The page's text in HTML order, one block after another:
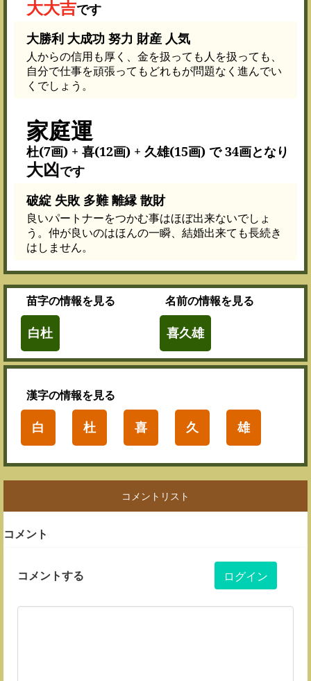
大大吉です
大勝利 大成功 努力 財産 人気
人からの信用も厚く、金を扱っても人を扱っても、
自分で仕事を頑張ってもどれもが問題なく進んでい
くでしょう。
家庭運
杜(7画) + 喜(12画) + 久雄(15画) で 34画となり
大凶です
破綻 失敗 多難 離縁 散財
良いパートナーをつかむ事はほぼ出来ないでしょ
う。仲が良いのはほんの一瞬、結婚出来ても長続き
はしません。
苗字の情報を見る
白杜
名前の情報を見る
喜久雄
漢字の情報を見る
白 杜 喜 久 雄
コメントリスト
コメント
コメントする ログイン